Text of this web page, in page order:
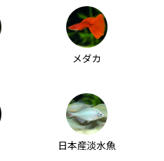
メダカ
日本産淡水魚